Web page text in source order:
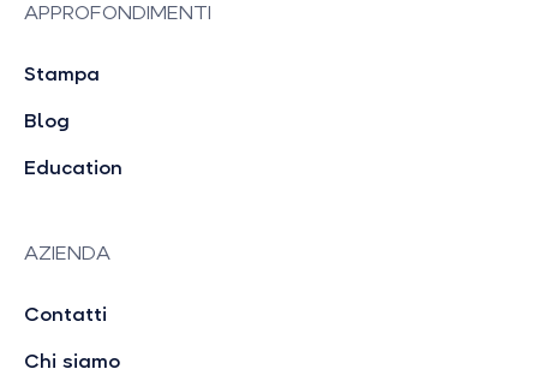
APPROFONDIMENTI
Stampa
Blog
Education
AZIENDA
Contatti
Chi siamo